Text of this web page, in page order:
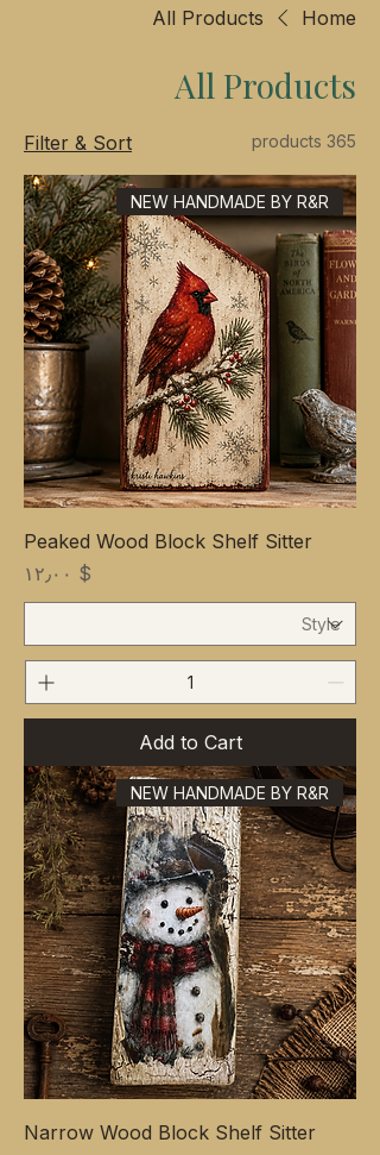
Home
All Products
All Products
365 products
Filter & Sort
NEW HANDMADE BY R&R
Peaked Wood Block Shelf Sitter
Price
$ ۱۲٫۰۰
Add to Cart
NEW HANDMADE BY R&R
Narrow Wood Block Shelf Sitter